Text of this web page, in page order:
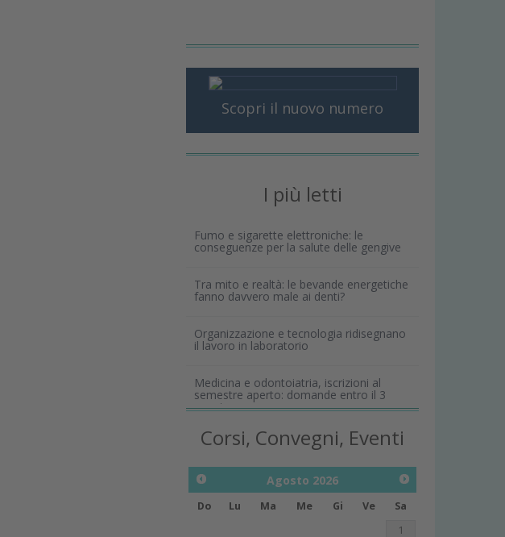
Scopri il nuovo numero
I più letti
Fumo e sigarette elettroniche: le
conseguenze per la salute delle gengive
Tra mito e realtà: le bevande energetiche
fanno davvero male ai denti?
Organizzazione e tecnologia ridisegnano
il lavoro in laboratorio
Medicina e odontoiatria, iscrizioni al
semestre aperto: domande entro il 3
agosto
Corsi, Convegni, Eventi
Agosto 2026
Do Lu Ma Me Gi Ve
Sa
1